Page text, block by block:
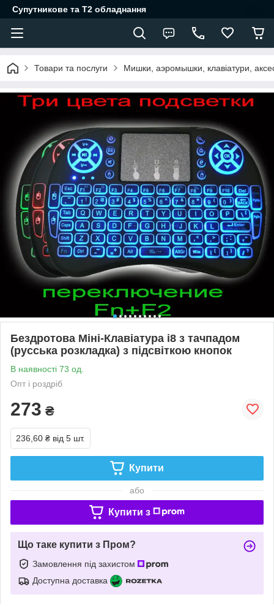
Супутникове та Т2 обладнання
Товари та послуги Мишки, аэромышки, клавіатури,
Бездротова Міні-Клавіатура i8 з тачпадом
(русська розкладка) з підсвіткою кнопок
В наявності 73 од.
Опт і роздріб
273 ₴
236,60 ₴ від 5 шт.
Купити
або
Купити з
Що таке купити з Пром?
Замовлення під захистом
Доступна доставка